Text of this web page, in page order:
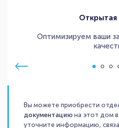
Открытая
Оптимизируем ваши
Вы можете приобрести
документацию на этот дом
уточните информацию,